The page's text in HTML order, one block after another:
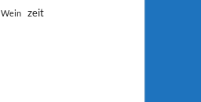
Wein zeit